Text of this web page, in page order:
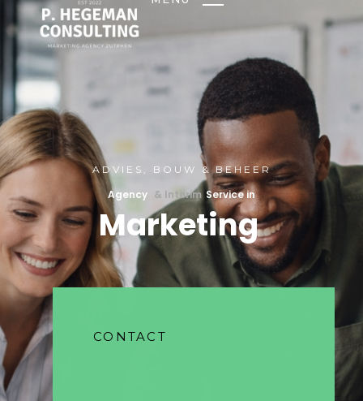
ADVIES, BOUW & BEHEER
Agency & Interim Service in
Marketing
CONTACT